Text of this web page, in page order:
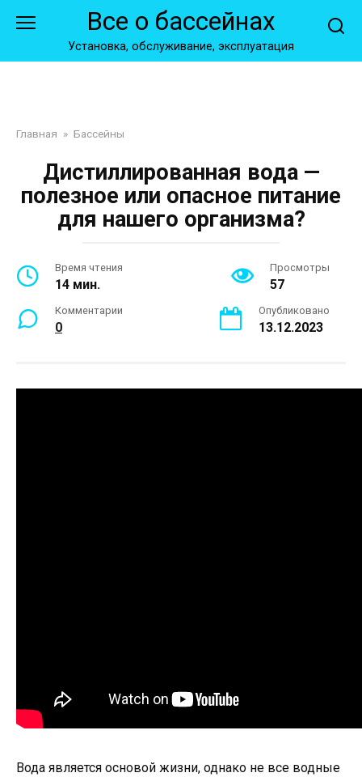
Все о бассейнах
Установка, обслуживание, эксплуатация
Главная » Бассейны
Дистиллированная вода —
полезное или опасное питание
для нашего организма?
Время чтения
14 мин.
Просмотры
57
Комментарии
0
Опубликовано
13.12.2023
Вода является основой жизни, однако не все водные